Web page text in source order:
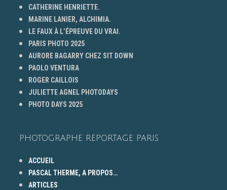
CATHERINE HENRIETTE.
MARINE LANIER, ALCHIMIA.
LE FAUX À L’ÉPREUVE DU VRAI.
PARIS PHOTO 2025
AURORE BAGARRY CHEZ SIT DOWN
PAOLO VENTURA
ROGER CAILLOIS
JULIETTE AGNEL PHOTODAYS
PHOTO DAYS 2025
PHOTOGRAPHE REPORTAGE PARIS
ACCUEIL
PASCAL THERME, A PROPOS…
ARTICLES